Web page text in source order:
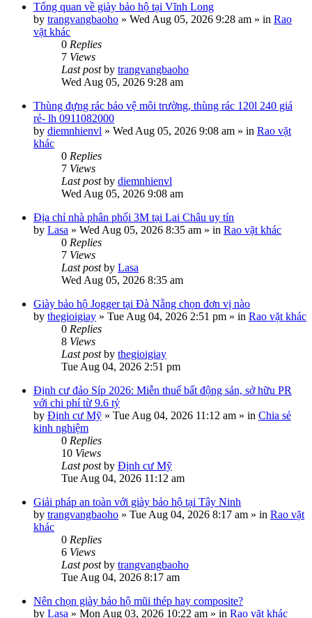
Tổng quan về giày bảo hộ tại Vĩnh Long
by trangvangbaoho » Wed Aug 05, 2026 9:28 am » in Rao
vặt khác
0 Replies
7 Views
Last postby trangvangbaoho
Wed Aug 05, 2026 9:28 am
Thùng đựng rác bảo vệ môi trường, thùng rác 120l 240 giá
rẻ- lh 0911082000
by diemnhienvl » Wed Aug 05, 2026 9:08 am » in Rao vặt
khác
0 Replies
7 Views
Last postby diemnhienvl
Wed Aug 05, 2026 9:08 am
Địa chỉ nhà phân phối 3M tại Lai Châu uy tín
by Lasa » Wed Aug 05, 2026 8:35 am » in Rao vặt khác
0 Replies
7 Views
Last postby Lasa
Wed Aug 05, 2026 8:35 am
Giày bảo hộ Jogger tại Đà Nẵng chọn đơn vị nào
by thegioigiay » Tue Aug 04, 2026 2:51 pm » in Rao vặt khác
0 Replies
8 Views
Last postby thegioigiay
Tue Aug 04, 2026 2:51 pm
Định cư đảo Síp 2026: Miễn thuế bất động sản, sở hữu PR
với chi phí từ 9.6 tỷ
by Định cư Mỹ » Tue Aug 04, 2026 11:12 am » in Chia sẻ
kinh nghiệm
0 Replies
10 Views
Last postby Định cư Mỹ
Tue Aug 04, 2026 11:12 am
Giải pháp an toàn với giày bảo hộ tại Tây Ninh
by trangvangbaoho » Tue Aug 04, 2026 8:17 am » in Rao vặt
khác
0 Replies
6 Views
Last postby trangvangbaoho
Tue Aug 04, 2026 8:17 am
Nên chọn giày bảo hộ mũi thép hay composite?
by Lasa » Mon Aug 03, 2026 10:22 am » in Rao vặt khác